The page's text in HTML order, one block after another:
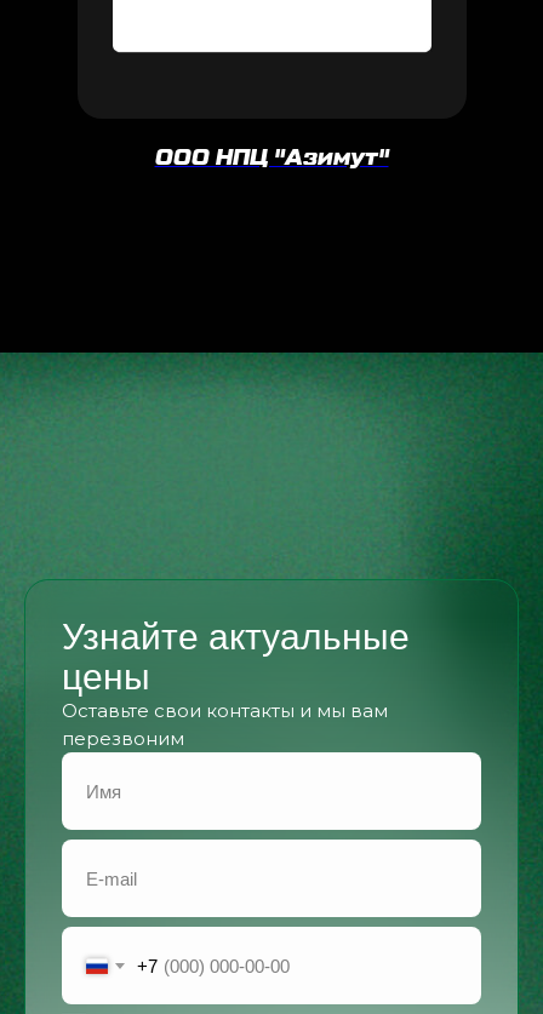
ООО НПЦ "Азимут"
Узнайте актуальные
цены
Оставьте свои контакты и мы вам
перезвоним
+7